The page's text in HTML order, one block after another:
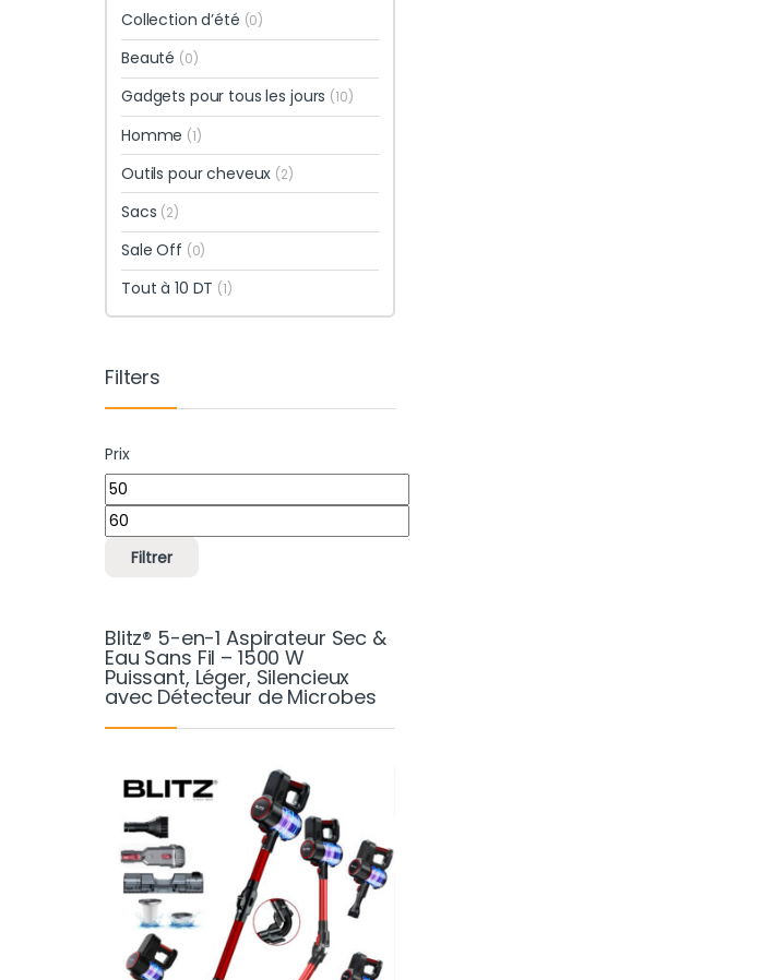
Collection d’été (0)
Beauté (0)
Gadgets pour tous les jours (10)
Homme (1)
Outils pour cheveux (2)
Sacs (2)
Sale Off (0)
Tout à 10 DT (1)
Filters
Prix
Prix min
Prix max
Filtrer
Blitz® 5-en-1 Aspirateur Sec &
Eau Sans Fil – 1500 W
Puissant, Léger, Silencieux
avec Détecteur de Microbes